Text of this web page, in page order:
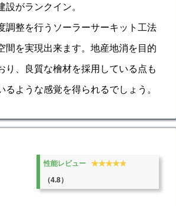
がランクイン。
調整を行うソーラーサーキット工法
間を実現出来ます。地産地消を目的
り、良質な檜材を採用している点も
ような感覚を得られるでしょう。
性能レビュー ★★★★★
★★★★★
（4.8）